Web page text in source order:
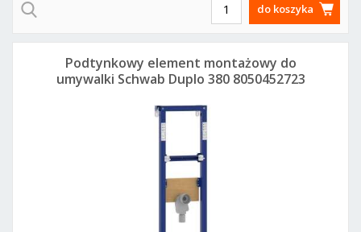
do koszyka
Podtynkowy element montażowy do
umywalki Schwab Duplo 380 8050452723